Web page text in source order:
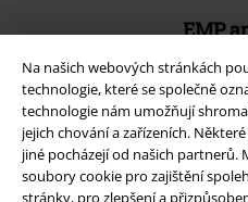
Na našich webových stránkách
technologie, které se společně
technologie nám umožňují
jejich chování a zařízeních.
jiné pocházejí od našich partnerů.
soubory cookie pro zajištění
stránky, pro zlepšení a
EMP
funkce a